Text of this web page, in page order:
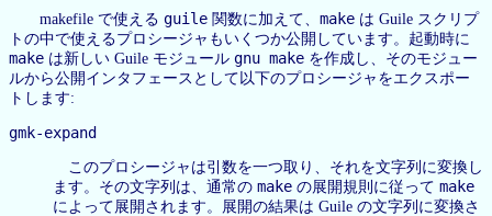
makefile で使える guile 関数に加えて、 make は Guile スクリプ
トの中で使えるプロシージャもいくつか公開しています。起動時に
make は新しい Guile モジュール gnu make を作成し、そのモジュー
ルから公開インタフェースとして以下のプロシージャをエクスポー
トします:
gmk-expand
このプロシージャは引数を一つ取り、それを文字列に変換し
ます。その文字列は、通常の make の展開規則に従って make
によって展開されます。展開の結果は Guile の文字列に変換さ